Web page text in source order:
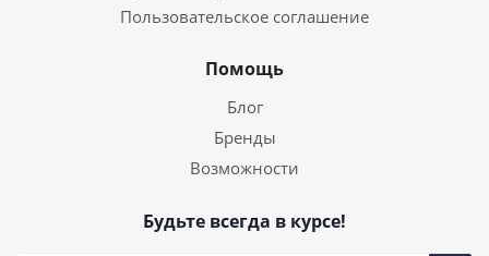
Пользовательское соглашение
Помощь
Блог
Бренды
Возможности
Будьте всегда в курсе!